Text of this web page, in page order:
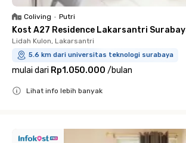
Coliving • Putri
Kost A27 Residence Lakarsantri
Lidah Kulon, Lakarsantri
5.6 km dari universitas teknologi surabaya
mulai dari Rp1.050.000 /bulan
Lihat info lebih banyak